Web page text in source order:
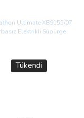
Tükendi